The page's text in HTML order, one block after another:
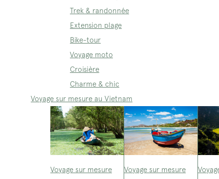
Trek & randonnée
Extension plage
Bike-tour
Voyage moto
Croisière
Charme & chic
Voyage sur mesure au Vietnam
Voyage sur mesure
Voyage sur mesure